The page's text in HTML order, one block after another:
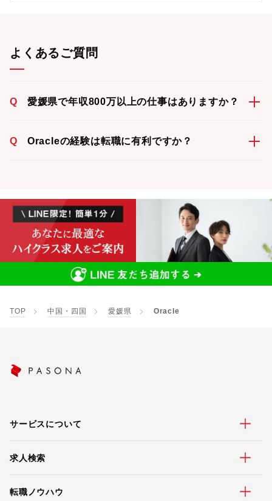
よくあるご質問
Q 愛媛県で年収800万以上の仕事はありますか？
Q Oracleの経験は転職に有利ですか？
TOP 中国・四国 愛媛県 Oracle
サービスについて
求人検索
転職ノウハウ